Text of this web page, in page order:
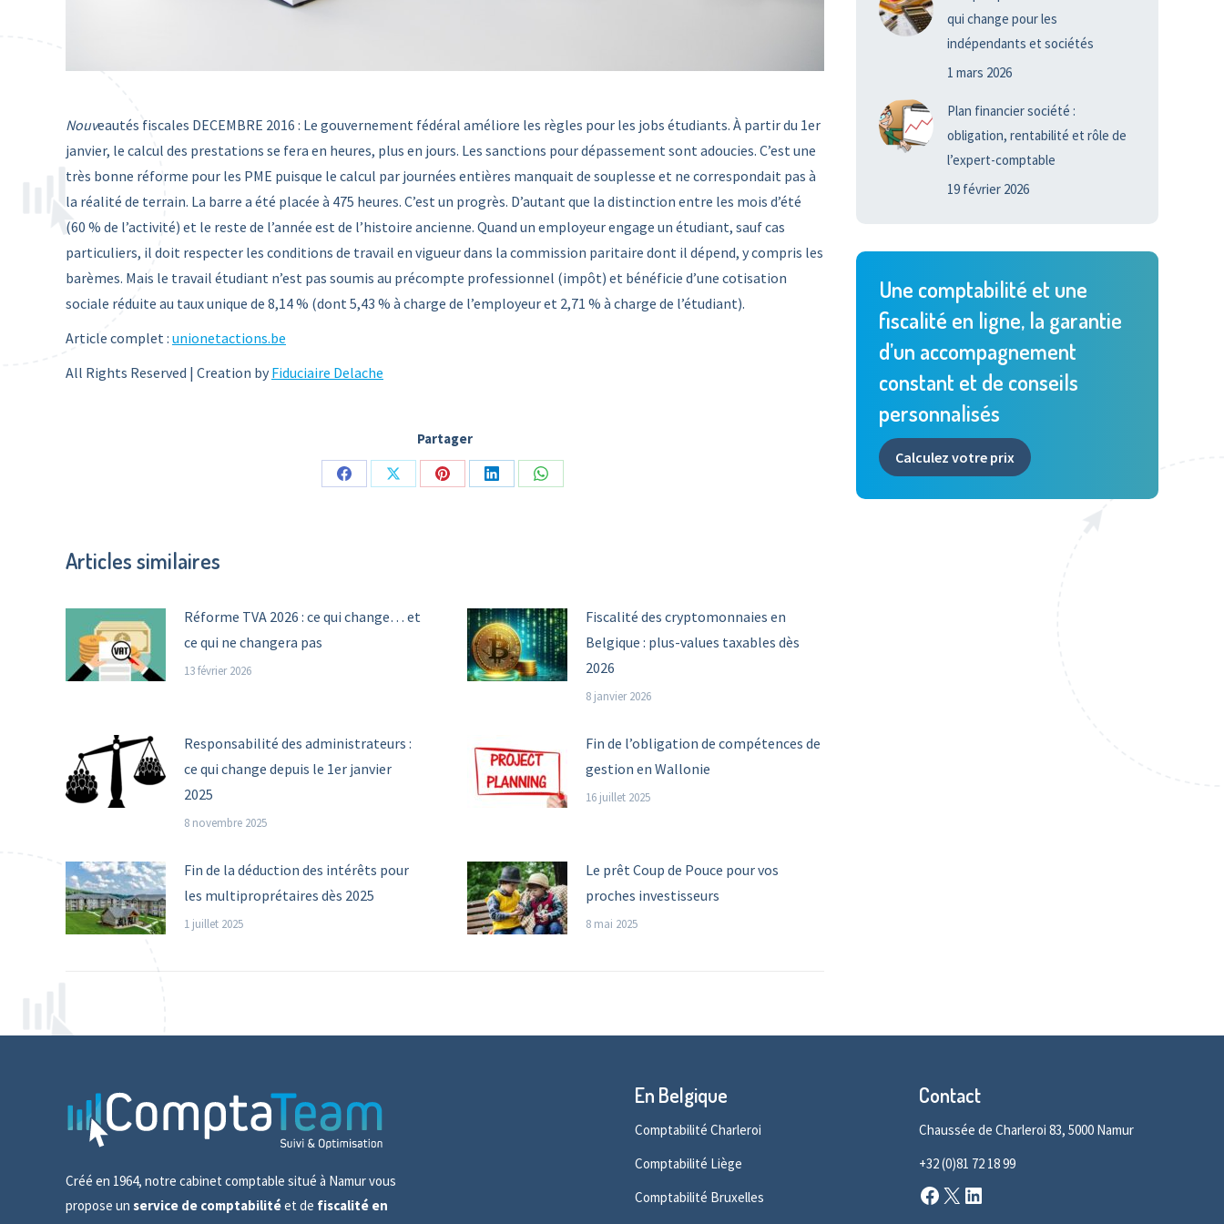
Nouveautés fiscales DECEMBRE 2016 : Le gouvernement fédéral améliore les règles pour les jobs étudiants. À partir du 1er
janvier, le calcul des prestations se fera en heures, plus en jours. Les sanctions pour dépassement sont adoucies. C’est une
très bonne réforme pour les PME puisque le calcul par journées entières manquait de souplesse et ne correspondait pas à
la réalité de terrain. La barre a été placée à 475 heures. C’est un progrès. D’autant que la distinction entre les mois d’été
(60 % de l’activité) et le reste de l’année est de l’histoire ancienne. Quand un employeur engage un étudiant, sauf cas
particuliers, il doit respecter les conditions de travail en vigueur dans la commission paritaire dont il dépend, y compris les
barèmes. Mais le travail étudiant n’est pas soumis au précompte professionnel (impôt) et bénéficie d’une cotisation
sociale réduite au taux unique de 8,14 % (dont 5,43 % à charge de l’employeur et 2,71 % à charge de l’étudiant).
Article complet : unionetactions.be
All Rights Reserved | Creation by Fiduciaire Delache
Partager
Share
Share
Share
Share
Share
Articles similaires
Réforme TVA 2026 : ce qui change… et
ce qui ne changera pas
13 février 2026
Fiscalité des cryptomonnaies en
Belgique : plus-values taxables dès
2026
8 janvier 2026
Responsabilité des administrateurs :
ce qui change depuis le 1er janvier
2025
8 novembre 2025
Fin de l’obligation de compétences de
gestion en Wallonie
16 juillet 2025
Fin de la déduction des intérêts pour
les multiproprétaires dès 2025
1 juillet 2025
Le prêt Coup de Pouce pour vos
proches investisseurs
8 mai 2025
qui change pour les
indépendants et sociétés
1 mars 2026
Plan financier société :
obligation, rentabilité et rôle de
l’expert-comptable
19 février 2026
Une comptabilité et une
fiscalité en ligne, la garantie
d’un accompagnement
constant et de conseils
personnalisés
Calculez votre prix
Créé en 1964, notre cabinet comptable situé à Namur vous
propose un service de comptabilitéet de fiscalité en
En Belgique
Comptabilité Charleroi
Comptabilité Liège
Comptabilité Bruxelles
Contact
Chaussée de Charleroi 83, 5000 Namur
+32 (0)81 72 18 99
Facebook
X